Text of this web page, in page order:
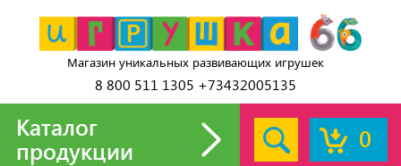
Магазин уникальных развивающих игрушек
8 800 511 1305 +73432005135
0
Каталог
продукции